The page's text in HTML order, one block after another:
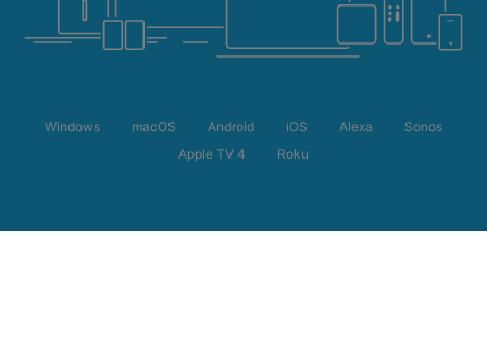
Windows macOS Android iOS Alexa
Sonos
Apple TV 4
Roku